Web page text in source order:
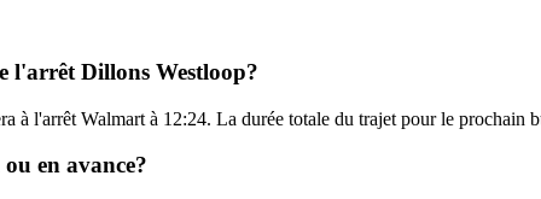
l'arrêt Dillons Westloop?
à l'arrêt Walmart à 12:24. La durée totale du trajet pour le prochain
en avance?